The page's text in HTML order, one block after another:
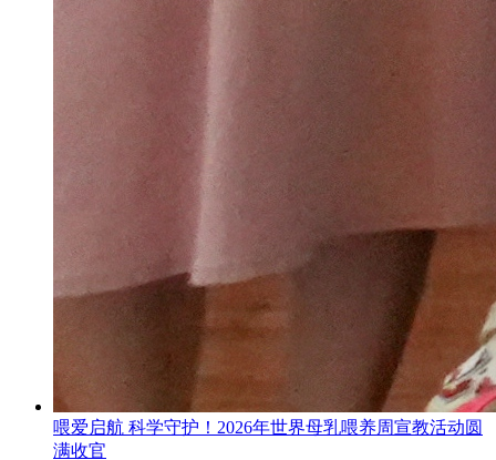
喂爱启航 科学守护！2026年世界母乳喂养周宣教活动圆
满收官